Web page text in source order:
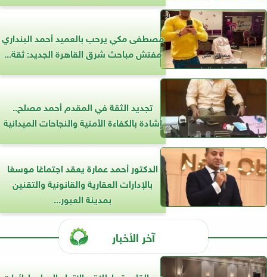
مصطفى مكي يرحب بالعميد أحمد البنداري
مفتش مباحث شرق القاهرة الجديد: ثقة...
تجديد الثقة في المقدم أحمد مصلح..
إشادة بالكفاءة الأمنية والنجاحات الميدانية
الدكتور أحمد عمارة يعقد اجتماعًا موسعًا
بالإدارات العقارية والقانونية والتقنين
بمدينة العبور...
آخر الأخبار